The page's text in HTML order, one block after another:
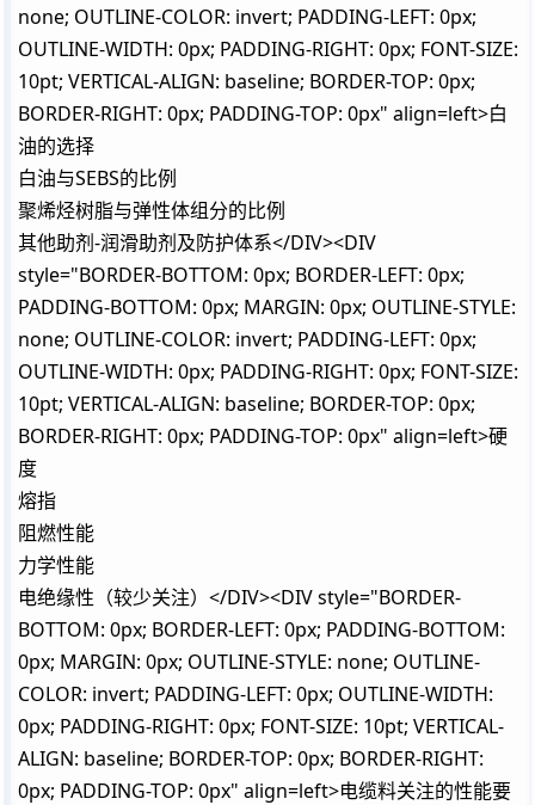
none; OUTLINE-COLOR: invert; PADDING-LEFT: 0px;
OUTLINE-WIDTH: 0px; PADDING-RIGHT: 0px; FONT-SIZE:
10pt; VERTICAL-ALIGN: baseline; BORDER-TOP: 0px;
BORDER-RIGHT: 0px; PADDING-TOP: 0px" align=left>白
油的选择
白油与SEBS的比例
聚烯烃树脂与弹性体组分的比例
其他助剂-润滑助剂及防护体系</DIV><DIV
style="BORDER-BOTTOM: 0px; BORDER-LEFT: 0px;
PADDING-BOTTOM: 0px; MARGIN: 0px; OUTLINE-STYLE:
none; OUTLINE-COLOR: invert; PADDING-LEFT: 0px;
OUTLINE-WIDTH: 0px; PADDING-RIGHT: 0px; FONT-SIZE:
10pt; VERTICAL-ALIGN: baseline; BORDER-TOP: 0px;
BORDER-RIGHT: 0px; PADDING-TOP: 0px" align=left>硬
度
熔指
阻燃性能
力学性能
电绝缘性（较少关注）</DIV><DIV style="BORDER-
BOTTOM: 0px; BORDER-LEFT: 0px; PADDING-BOTTOM:
0px; MARGIN: 0px; OUTLINE-STYLE: none; OUTLINE-
COLOR: invert; PADDING-LEFT: 0px; OUTLINE-WIDTH:
0px; PADDING-RIGHT: 0px; FONT-SIZE: 10pt; VERTICAL-
ALIGN: baseline; BORDER-TOP: 0px; BORDER-RIGHT:
0px; PADDING-TOP: 0px" align=left>电缆料关注的性能要